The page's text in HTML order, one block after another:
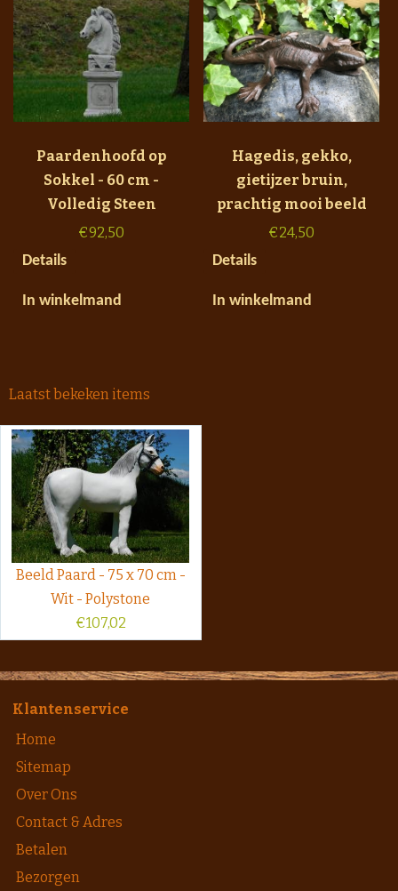
Paardenhoofd op
Sokkel - 60 cm -
Volledig Steen
€92,50
Details
In winkelmand
Hagedis, gekko,
gietijzer bruin,
prachtig mooi beeld
€24,50
Details
In winkelmand
Laatst bekeken items
Beeld Paard - 75 x 70 cm -
Wit - Polystone
€107,02
Klantenservice
Home
Sitemap
Over Ons
Contact & Adres
Betalen
Bezorgen